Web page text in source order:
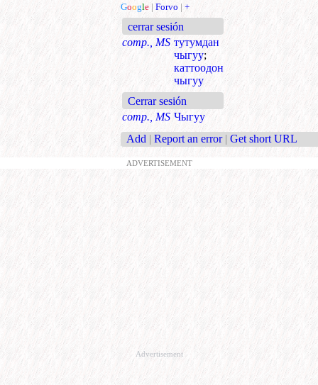
Google | Forvo | +
cerrar sesión
comp., MS тутумдан
чыгуу;
каттоодон
чыгуу
Cerrar sesión
comp., MS Чыгуу
Add | Report an error | Get short URL
ADVERTISEMENT
Advertisement